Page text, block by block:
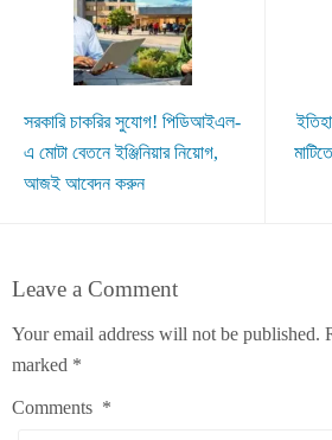
সরকারি চাকরির সুযোগ! পিডিআইএল-
এ মোটা বেতনে ইঞ্জিনিয়ার নিয়োগ,
আজই আবেদন করুন
Leave a Comment
Your email address will not be published.
marked *
Comments *